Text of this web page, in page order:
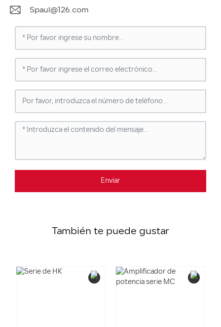
Spaul@126.com
Enviar
También te puede gustar